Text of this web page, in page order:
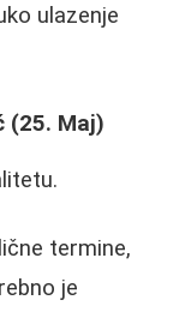
ulazenje
(25. Maj)
termine,
je